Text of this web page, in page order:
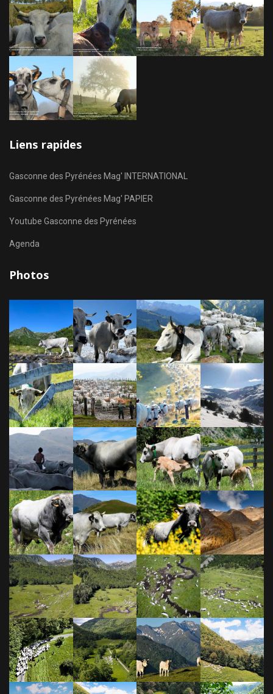
Liens rapides
Gasconne des Pyrénées Mag' INTERNATIONAL
Gasconne des Pyrénées Mag' PAPIER
Youtube Gasconne des Pyrénées
Agenda
Photos